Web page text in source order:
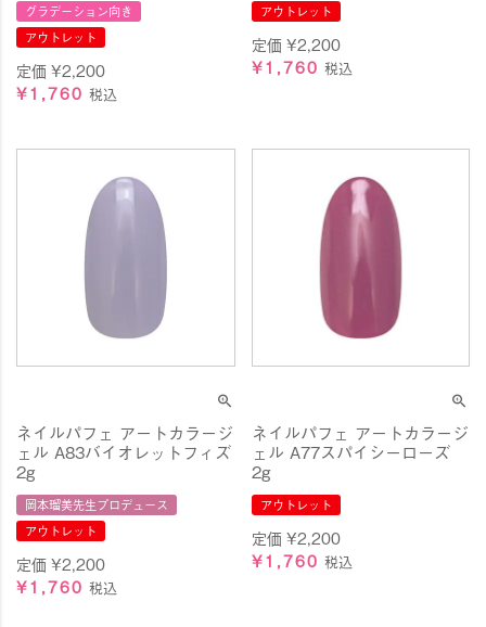
グラデーション向き
アウトレット
定価¥2,200
¥1,760 税込
アウトレット
定価 ¥2,200
¥1,760 税込
ネイルパフェ アートカラージ
ェル A83バイオレットフィズ
2g
岡本瑠美先生プロデュース
アウトレット
定価¥2,200
¥1,760 税込
ネイルパフェ アートカラージ
ェル A77スパイシーローズ
2g
アウトレット
定価 ¥2,200
¥1,760 税込